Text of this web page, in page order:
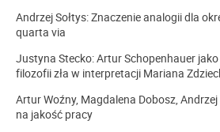
Andrzej Sołtys: Znaczenie analogii dla
quarta via
Justyna Stecko: Artur Schopenhauer
filozofii zła w interpretacji Mariana
Artur Woźny, Magdalena Dobosz, Andrzej
na jakość pracy